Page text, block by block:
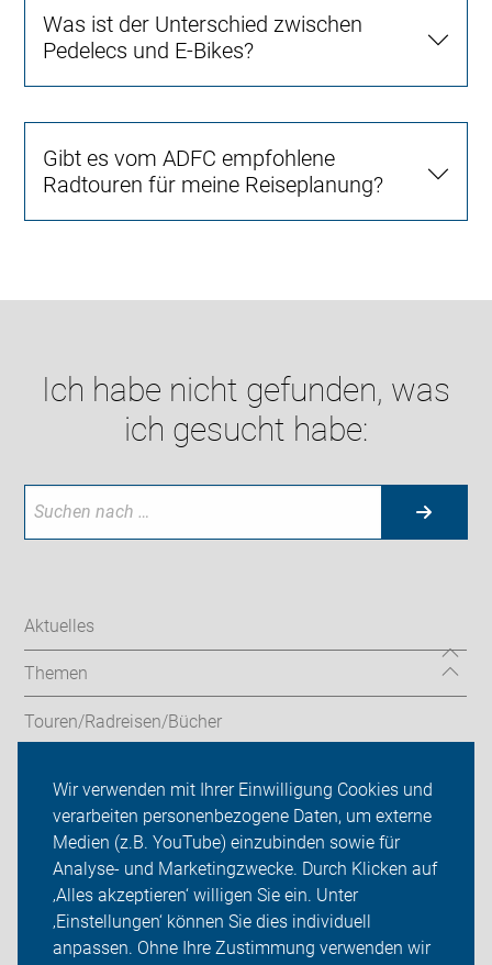
Wir verwenden mit Ihrer Einwilligung Cookies und
verarbeiten personenbezogene Daten, um externe
Medien (z.B. YouTube) einzubinden sowie für
Analyse- und Marketingzwecke. Durch Klicken auf
‚Alles akzeptieren‘ willigen Sie ein. Unter
‚Einstellungen‘ können Sie dies individuell
anpassen. Ohne Ihre Zustimmung verwenden wir
Was ist der Unterschied zwischen
Pedelecs und E-Bikes?
Gibt es vom ADFC empfohlene
Radtouren für meine Reiseplanung?
Ich habe nicht gefunden, was
ich gesucht habe:
Aktuelles
Themen
Touren/Radreisen/Bücher
ADFC Leverkusen
Sei dabei
Presse